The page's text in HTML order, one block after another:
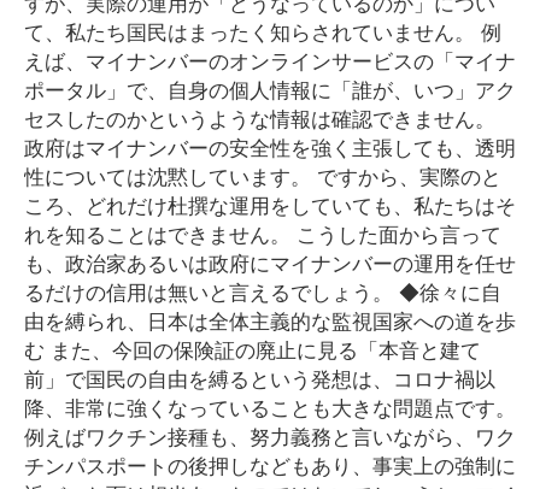
て、私たち国民はまったく知らされていません。 例
えば、マイナンバーのオンラインサービスの「マイナ
ポータル」で、自身の個人情報に「誰が、いつ」アク
セスしたのかというような情報は確認できません。
政府はマイナンバーの安全性を強く主張しても、透明
性については沈黙しています。 ですから、実際のと
ころ、どれだけ杜撰な運用をしていても、私たちはそ
れを知ることはできません。 こうした面から言って
も、政治家あるいは政府にマイナンバーの運用を任せ
るだけの信用は無いと言えるでしょう。 ◆徐々に自
由を縛られ、日本は全体主義的な監視国家への道を歩
む また、今回の保険証の廃止に見る「本音と建て
前」で国民の自由を縛るという発想は、コロナ禍以
降、非常に強くなっていることも大きな問題点です。
例えばワクチン接種も、努力義務と言いながら、ワク
チンパスポートの後押しなどもあり、事実上の強制に